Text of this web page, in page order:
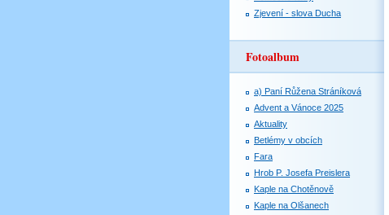
Zjevení - slova Ducha
Fotoalbum
a) Paní Růžena Stráníková
Advent a Vánoce 2025
Aktuality
Betlémy v obcích
Fara
Hrob P. Josefa Preislera
Kaple na Chotěnově
Kaple na Olšanech